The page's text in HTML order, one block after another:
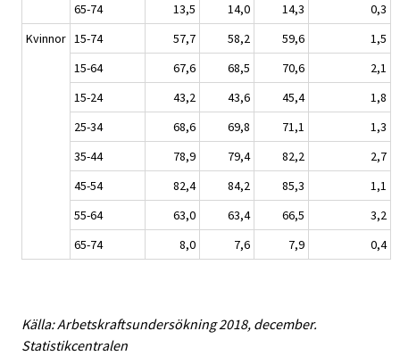
65-74
13,5 14,0 14,3
0,3
Kvinnor 15-74 57,7 58,2 59,6
1,5
15-64
67,6 68,5 70,6
2,1
15-24
43,2 43,6 45,4
1,8
25-34
68,6 69,8 71,1
1,3
35-44
78,9 79,4 82,2
2,7
45-54
82,4 84,2 85,3
1,1
55-64
63,0 63,4 66,5
3,2
65-74
8,0 7,6 7,9 0,4
Källa: Arbetskraftsundersökning 2018, december.
Statistikcentralen